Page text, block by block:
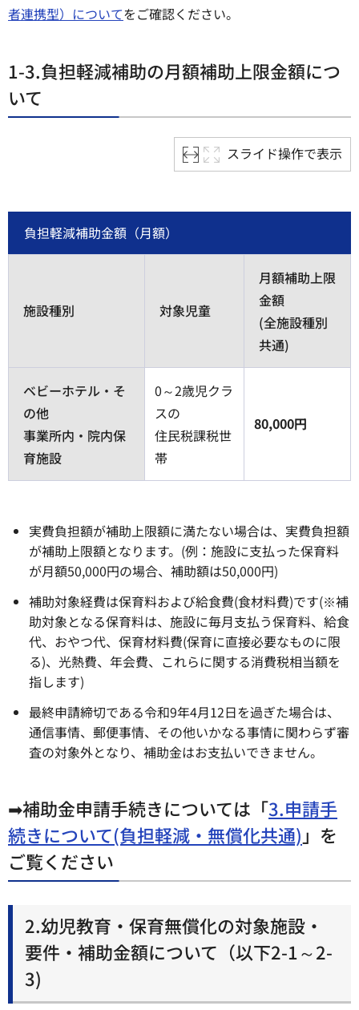
者連携型）についてをご確認ください。
1-3.負担軽減補助の月額補助上限金額につ
いて
スライド操作で表示
負担軽減補助金額（月額）
施設種別 対象児童
月額補助上限
金額
(全施設種別
共通)
ベビーホテル・そ
の他
事業所内・院内保
育施設
0～2歳児クラ
スの
住民税課税世
帯
80,000円
実費負担額が補助上限額に満たない場合は、実費負担額
が補助上限額となります。(例：施設に支払った保育料
が月額50,000円の場合、補助額は50,000円)
補助対象経費は保育料および給食費(食材料費)です(※補
助対象となる保育料は、施設に毎月支払う保育料、給食
代、おやつ代、保育材料費(保育に直接必要なものに限
る)、光熱費、年会費、これらに関する消費税相当額を
指します)
最終申請締切である令和9年4月12日を過ぎた場合は、
通信事情、郵便事情、その他いかなる事情に関わらず審
査の対象外となり、補助金はお支払いできません。
➡補助金申請手続きについては「3.申請手
続きについて(負担軽減・無償化共通) 」を
ご覧ください
2.幼児教育・保育無償化の対象施設・
要件・補助金額について（以下2-1～2-
3)